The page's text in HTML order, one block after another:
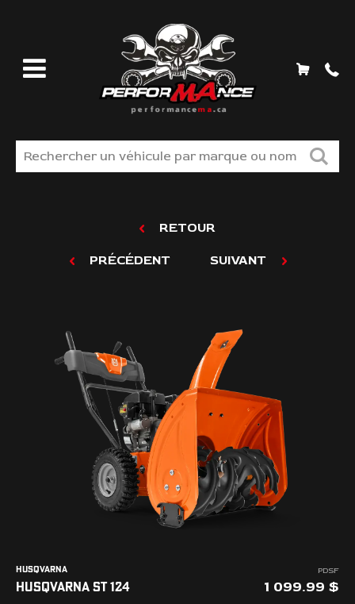
LIQUIDATION
L'ENTREPRISE
NOUS JOINDRE
RETOUR
PRÉCÉDENT SUIVANT
HUSQVARNA
HUSQVARNA ST 124
PDSF
1 099.99